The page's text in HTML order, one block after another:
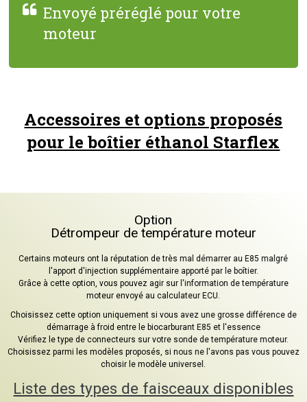
Envoyé préréglé pour votre
moteur
Accessoires et options proposés
pour le boîtier éthanol Starflex
Option
Détrompeur de température moteur
Certains moteurs ont la réputation de très mal démarrer au E85 malgré
l'apport d'injection supplémentaire apporté par le boîtier.
Grâce à cette option, vous pouvez agir sur l'information de température
moteur envoyé au calculateur ECU.
Choisissez cette option uniquement si vous avez une grosse différence de
démarrage à froid entre le biocarburant E85 et l'essence
Vérifiez le type de connecteurs sur votre sonde de température moteur.
Choisissez parmi les modèles proposés, si nous ne l'avons pas vous pouvez
choisir le modèle universel.
Liste des types de faisceaux disponibles